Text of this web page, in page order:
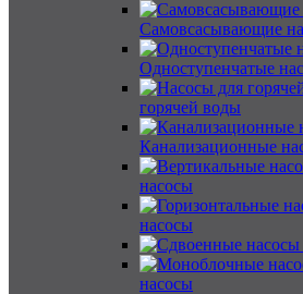
Самовсасывающие
Одноступенчатые
горячей воды
Канализационные
насосы
насосы
насосы